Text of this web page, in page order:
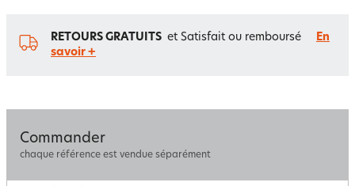
RETOURS GRATUITS et Satisfait ou remboursé
En
savoir +
Commander
chaque référence est vendue séparément